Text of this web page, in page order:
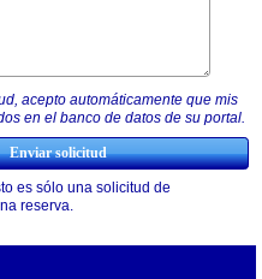
acepto automáticamente que mis
en el banco de datos de su portal.
es sólo una solicitud de
reserva.